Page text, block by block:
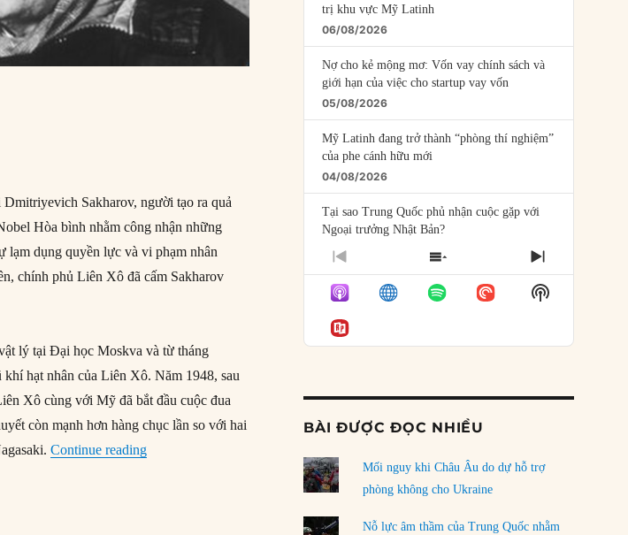
Sakharov, người tạo ra quả
Hòa bình nhằm công nhận những
lạm dụng quyền lực và vi phạm nhân
chính phủ Liên Xô đã cấm Sakharov
lý tại Đại học Moskva và từ tháng
hạt nhân của Liên Xô. Năm 1948, sau
Xô cùng với Mỹ đã bắt đầu cuộc đua
còn mạnh hơn hàng chục lần so với hai
Continue reading“09/10/1975: Andrei Sakharov giành Nobel Hòa bình”
trị khu vực Mỹ Latinh
06/08/2026
Nợ cho kẻ mộng mơ: Vốn vay chính sách và
giới hạn của việc cho startup vay vốn
05/08/2026
Mỹ Latinh đang trở thành “phòng thí nghiệm”
của phe cánh hữu mới
04/08/2026
Tại sao Trung Quốc phủ nhận cuộc gặp với
Ngoại trưởng Nhật Bản?
04/08/2026
Điểm mù chiến lược của Trump tại Thái Bình
Dương
03/08/2026
rủi ro
01/08/2026
31/07/2026
PREVIOUS
EPISODE
SHOW
EPISODES
LIST
NEXT
EPISODE
Show
Podcast
BÀI ĐƯỢC ĐỌC NHIỀU
Mối nguy khi Châu Âu do dự hỗ trợ
phòng không cho Ukraine
Nỗ lực âm thầm của Trung Quốc nhằm